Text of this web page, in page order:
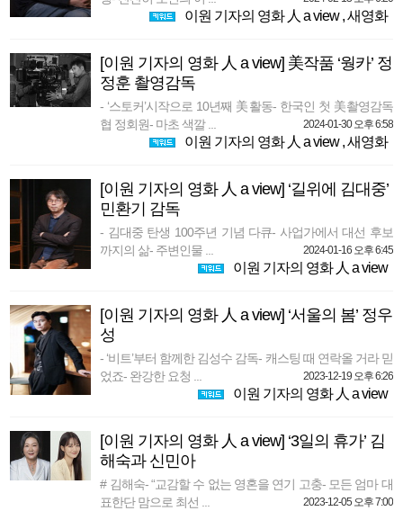
이원 기자의 영화 人 a view,새영화
[이원 기자의 영화 人 a view] 美작품 ‘웡카’ 정
정훈 촬영감독
- ‘스토커’시작으로 10년째 美활동- 한국인 첫 美촬영감독
협 정회원- 마초 색깔 ...
2024-01-30 오후 6:58
이원 기자의 영화 人 a view,새영화
[이원 기자의 영화 人 a view] ‘길위에 김대중’
민환기 감독
- 김대중 탄생 100주년 기념 다큐- 사업가에서 대선 후보
까지의 삶- 주변인물 ...
2024-01-16 오후 6:45
이원 기자의 영화 人 a view
[이원 기자의 영화 人 a view] ‘서울의 봄’ 정우
성
- ‘비트’부터 함께한 김성수 감독- 캐스팅 때 연락올 거라 믿
었죠- 완강한 요청 ...
2023-12-19 오후 6:26
이원 기자의 영화 人 a view
[이원 기자의 영화 人 a view] ‘3일의 휴가’ 김
해숙과 신민아
# 김해숙- “교감할 수 없는 영혼을 연기 고충- 모든 엄마 대
표한단 맘으로 최선 ...
2023-12-05 오후 7:00